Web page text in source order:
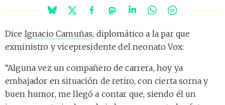
Dice Ignacio Camuñas, diplomático a la par que
exministro y vicepresidente del neonato Vox:
“Alguna vez un compañero de carrera, hoy ya
embajador en situación de retiro, con cierta sorna y
buen humor, me llegó a contar que, siendo él un